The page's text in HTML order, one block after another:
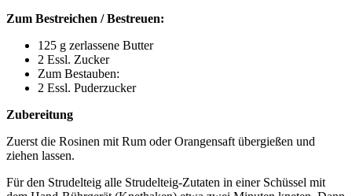
Zum Bestreichen / Bestreuen:
125 g zerlassene Butter
2 Essl. Zucker
Zum Bestauben:
2 Essl. Puderzucker
Zubereitung
Zuerst die Rosinen mit Rum oder Orangensaft übergießen und
ziehen lassen.
Für den Strudelteig alle Strudelteig-Zutaten in einer Schüssel mit